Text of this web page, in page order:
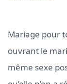
Mariage pour
ouvrant le
même sexe